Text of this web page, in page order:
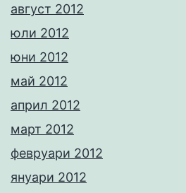
август 2012
юли 2012
юни 2012
май 2012
април 2012
март 2012
февруари 2012
януари 2012